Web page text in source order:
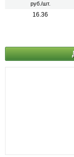
руб./шт.
16.36